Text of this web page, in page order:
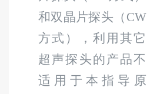
和双晶片探头（ CW
方式），利用其它
超声探头的产品不
适用于本指导原